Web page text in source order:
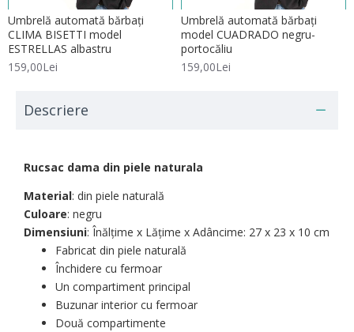
Umbrelă automată bărbați
CLIMA BISETTI model
ESTRELLAS albastru
159,00Lei
Umbrelă automată bărbați
model CUADRADO negru-
portocăliu
159,00Lei
Descriere
Rucsac dama din piele naturala
Material: din piele naturală
Culoare: negru
Dimensiuni: Înălțime x Lățime x Adâncime: 27 х 23 х 10 cm
Fabricat din piele naturală
Închidere cu fermoar
Un compartiment principal
Buzunar interior cu fermoar
Două compartimente